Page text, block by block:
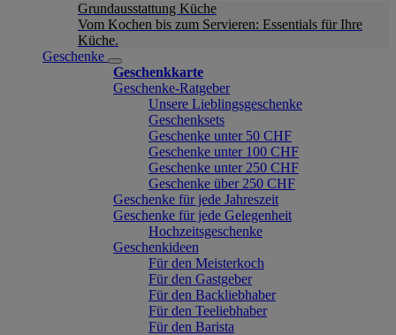
Grundausstattung Küche
Vom Kochen bis zum Servieren: Essentials für Ihre
Küche.
Geschenke
Geschenkkarte
Geschenke-Ratgeber
Unsere Lieblingsgeschenke
Geschenksets
Geschenke unter 50 CHF
Geschenke unter 100 CHF
Geschenke unter 250 CHF
Geschenke über 250 CHF
Geschenke für jede Jahreszeit
Geschenke für jede Gelegenheit
Hochzeitsgeschenke
Geschenkideen
Für den Meisterkoch
Für den Gastgeber
Für den Backliebhaber
Für den Teeliebhaber
Für den Barista